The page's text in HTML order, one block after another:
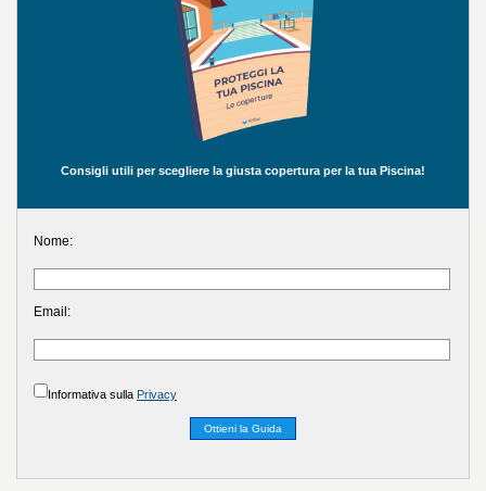
Consigli utili per scegliere la giusta copertura per la tua Piscina!
Nome:
Email:
Informativa sulla Privacy